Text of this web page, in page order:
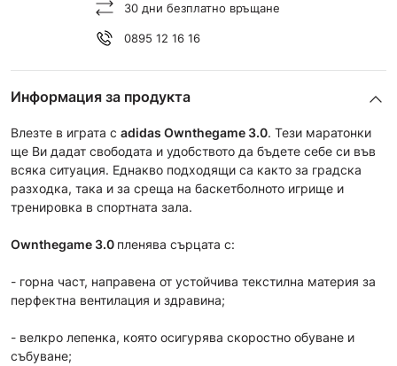
30 дни безплатно връщане
0895 12 16 16
Информация за продукта
Влезте в играта с adidas Ownthegame 3.0. Тези маратонки
ще Ви дадат свободата и удобството да бъдете себе си във
всяка ситуация. Еднакво подходящи са както за градска
разходка, така и за среща на баскетболното игрище и
тренировка в спортната зала.
Ownthegame 3.0 пленява сърцата с:
- горна част, направена от устойчива текстилна материя за
перфектна вентилация и здравина;
- велкро лепенка, която осигурява скоростно обуване и
събуване;